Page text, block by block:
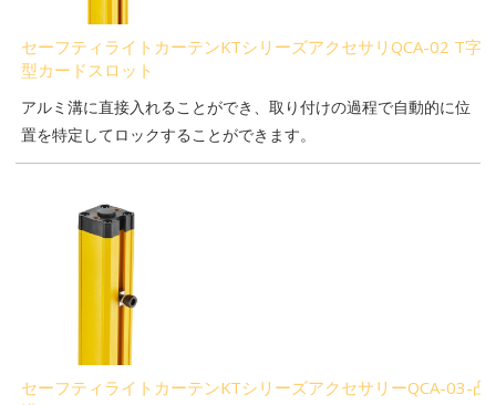
セーフティライトカーテンKTシリーズアクセサリQCA-02 T字
型カードスロット
アルミ溝に直接入れることができ、取り付けの過程で自動的に位
置を特定してロックすることができます。
セーフティライトカーテンKTシリーズアクセサリーQCA-03-凸